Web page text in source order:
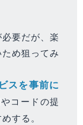
要だが、楽
め狙ってみ
スを事前に
コードの提
する。